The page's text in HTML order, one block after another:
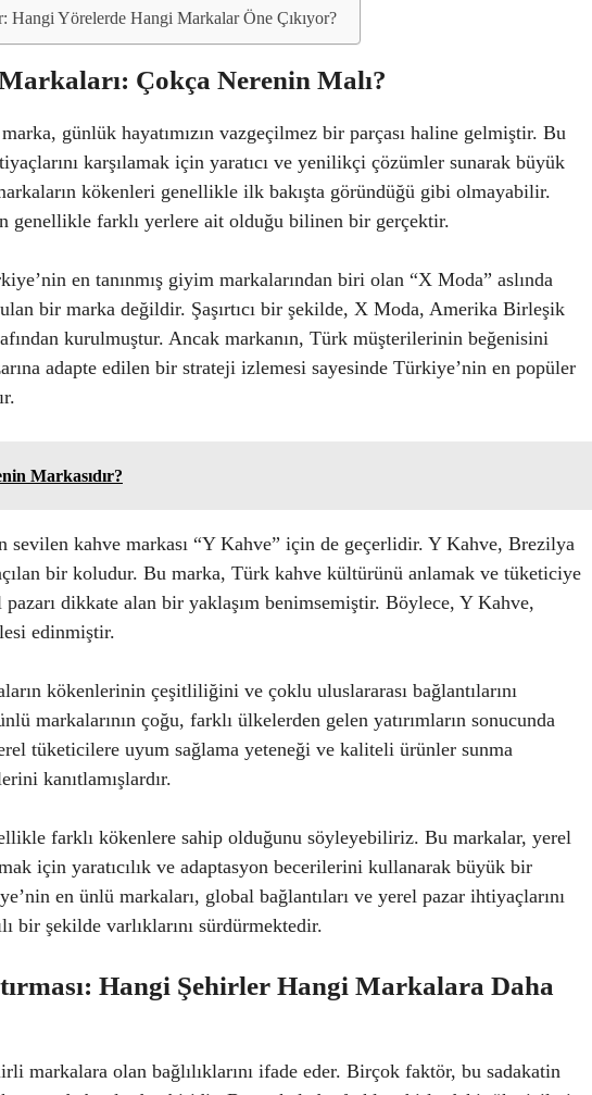
Hangi Yörelerde Hangi Markalar Öne Çıkıyor?
Çokça Nerenin Malı?
günlük hayatımızın vazgeçilmez bir parçası haline gelmiştir. Bu
karşılamak için yaratıcı ve yenilikçi çözümler sunarak büyük
kökenleri genellikle ilk bakışta göründüğü gibi olmayabilir.
genellikle farklı yerlere ait olduğu bilinen bir gerçektir.
en tanınmış giyim markalarından biri olan “X Moda” aslında
bir marka değildir. Şaşırtıcı bir şekilde, X Moda, Amerika Birleşik
kurulmuştur. Ancak markanın, Türk müşterilerinin beğenisini
adapte edilen bir strateji izlemesi sayesinde Türkiye’nin en popüler
Markasıdır?
sevilen kahve markası “Y Kahve” için de geçerlidir. Y Kahve, Brezilya
bir koludur. Bu marka, Türk kahve kültürünü anlamak ve tüketiciye
dikkate alan bir yaklaşım benimsemiştir. Böylece, Y Kahve,
edinmiştir.
kökenlerinin çeşitliliğini ve çoklu uluslararası bağlantılarını
markalarının çoğu, farklı ülkelerden gelen yatırımların sonucunda
tüketicilere uyum sağlama yeteneği ve kaliteli ürünler sunma
kanıtlamışlardır.
farklı kökenlere sahip olduğunu söyleyebiliriz. Bu markalar, yerel
için yaratıcılık ve adaptasyon becerilerini kullanarak büyük bir
en ünlü markaları, global bağlantıları ve yerel pazar ihtiyaçlarını
bir şekilde varlıklarını sürdürmektedir.
Hangi Şehirler Hangi Markalara Daha
markalara olan bağlılıklarını ifade eder. Birçok faktör, bu sadakatin